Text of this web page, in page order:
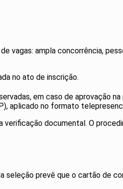
vagas: ampla concorrência,
no ato de inscrição.
em caso de aprovação
aplicado no formato
verificação documental. O
seleção prevê que o cartão de